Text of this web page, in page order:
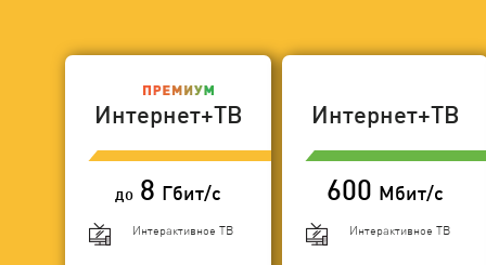
Интернет+ТВ
до 8 Гбит/с
Интерактивное ТВ
Интернет+ТВ
600 Мбит/с
Интерактивное ТВ